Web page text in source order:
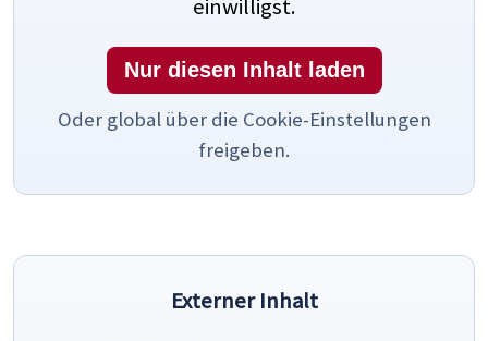
einwilligst.
Nur diesen Inhalt laden
Oder global über die Cookie-Einstellungen
freigeben.
Externer Inhalt